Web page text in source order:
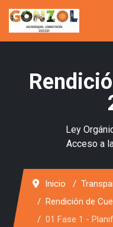
Ley
Acceso a
Inicio
Rendición de
01 Fase 1 -